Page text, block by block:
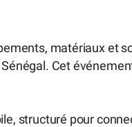
matériaux et
Cet
structuré pour